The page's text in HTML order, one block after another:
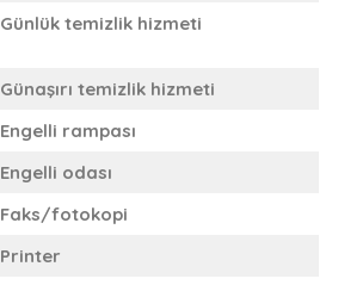
Günlük temizlik hizmeti
Günaşırı temizlik hizmeti
Engelli rampası
Engelli odası
Faks/fotokopi
Printer